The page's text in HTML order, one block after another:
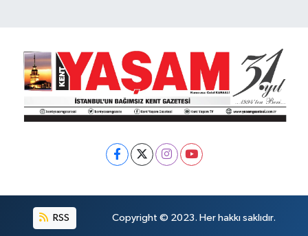
RSS Copyright © 2023. Her hakkı saklıdır.